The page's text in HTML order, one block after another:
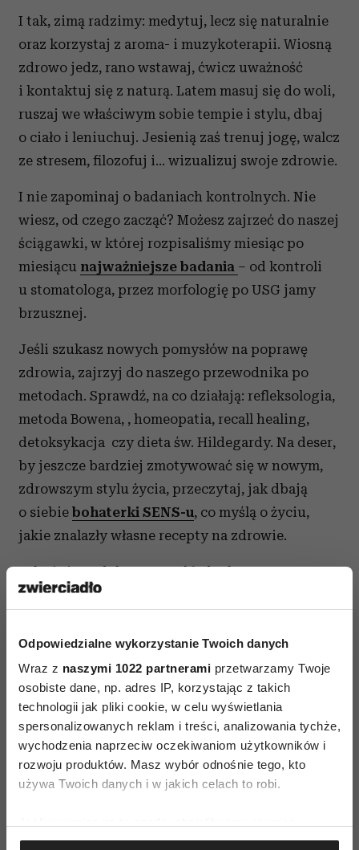
Odpowiedzialne wykorzystanie Twoich danych
Wraz z naszymi 1022 partnerami przetwarzamy Twoje
osobiste dane, np. adres IP, korzystając z takich
technologii jak pliki cookie, w celu wyświetlania
spersonalizowanych reklam i treści, analizowania tychże,
wychodzenia naprzeciw oczekiwaniom użytkowników i
rozwoju produktów. Masz wybór odnośnie tego, kto
używa Twoich danych i w jakich celach to robi.
Gromadzić dane dotyczące Twojej lokalizacji
I tak, zimą radzimy: medytuj, lecz się naturalnie
oraz korzystaj z aroma- i muzykoterapii. Wiosną
zdrowo jedz, rano wstawaj, ćwicz uważność
i kontaktuj się z naturą. Latem masuj się do woli,
ruszaj we właściwym sobie tempie i stylu, dbaj
o ciało i leniuchuj. Jesienią zaś trenuj jogę, walcz
ze stresem, filozofuj i… wizualizuj swoje zdrowie.
I nie zapominaj o badaniach kontrolnych. Nie
wiesz, od czego zacząć? Możesz zajrzeć do naszej
ściągawki, w której rozpisaliśmy miesiąc po
miesiącu najważniejsze badania – od kontroli
u stomatologa, przez morfologię po USG jamy
brzusznej.
Jeśli szukasz nowych pomysłów na poprawę
zdrowia, zajrzyj do naszego przewodnika po
metodach. Sprawdź, na co działają: refleksologia,
metoda Bowena, , homeopatia, recall healing,
detoksykacja czy dieta św. Hildegardy. Na deser,
by jeszcze bardziej zmotywować się w nowym,
zdrowszym stylu życia, przeczytaj, jak dbają
o siebie bohaterki SENS-u, co myślą o życiu,
jakie znalazły własne recepty na zdrowie.
Jak ci się podoba na przykład taka recepta
Doroty Wellman
poznawać, pogłębiać doświadczenia. Na każdej
płaszczyźnie – fizjologicznej, intelektualnej
i duchowej”? Nam bardzo, i tego życzymy Wam
w całym 2014 roku!